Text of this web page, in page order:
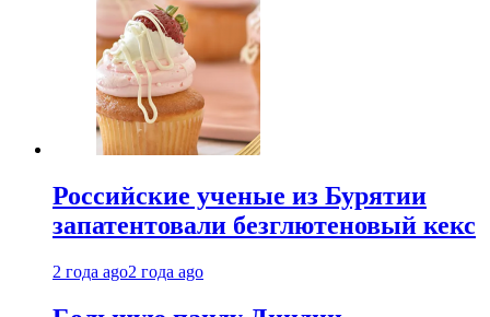
Российские ученые из Бурятии
запатентовали безглютеновый кекс
2 года ago2 года ago